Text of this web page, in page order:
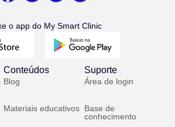
o app do My Smart Clinic
Conteúdos
Blog
Materiais educativos
Suporte
Área de login
Base de
conhecimento